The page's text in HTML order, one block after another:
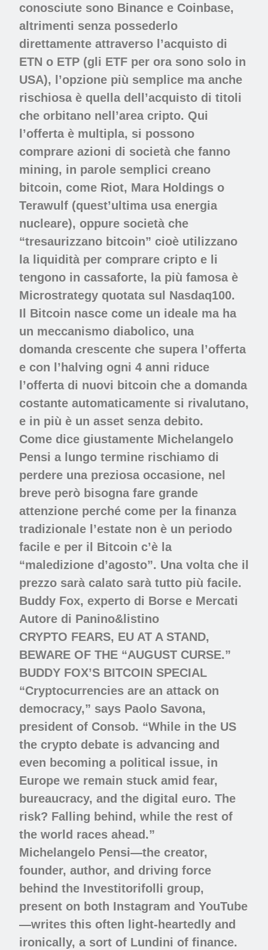
conosciute sono Binance e Coinbase,
altrimenti senza possederlo
direttamente attraverso l’acquisto di
ETN o ETP (gli ETF per ora sono solo in
USA), l’opzione più semplice ma anche
rischiosa è quella dell’acquisto di titoli
che orbitano nell’area cripto. Qui
l’offerta è multipla, si possono
comprare azioni di società che fanno
mining, in parole semplici creano
bitcoin, come Riot, Mara Holdings o
Terawulf (quest’ultima usa energia
nucleare), oppure società che
“tresaurizzano bitcoin” cioè utilizzano
la liquidità per comprare cripto e li
tengono in cassaforte, la più famosa è
Microstrategy quotata sul Nasdaq100.
Il Bitcoin nasce come un ideale ma ha
un meccanismo diabolico, una
domanda crescente che supera l’offerta
e con l’halving ogni 4 anni riduce
l’offerta di nuovi bitcoin che a domanda
costante automaticamente si rivalutano,
e in più è un asset senza debito.
Come dice giustamente Michelangelo
Pensi a lungo termine rischiamo di
perdere una preziosa occasione, nel
breve però bisogna fare grande
attenzione perché come per la finanza
tradizionale l’estate non è un periodo
facile e per il Bitcoin c’è la
“maledizione d’agosto”. Una volta che il
prezzo sarà calato sarà tutto più facile.
Buddy Fox, experto di Borse e Mercati
Autore di Panino&listino
CRYPTO FEARS, EU AT A STAND,
BEWARE OF THE “AUGUST CURSE.”
BUDDY FOX’S BITCOIN SPECIAL
“Cryptocurrencies are an attack on
democracy,” says Paolo Savona,
president of Consob. “While in the US
the crypto debate is advancing and
even becoming a political issue, in
Europe we remain stuck amid fear,
bureaucracy, and the digital euro. The
risk? Falling behind, while the rest of
the world races ahead.”
Michelangelo Pensi—the creator,
founder, author, and driving force
behind the Investitorifolli group,
present on both Instagram and YouTube
—writes this often light-heartedly and
ironically, a sort of Lundini of finance.